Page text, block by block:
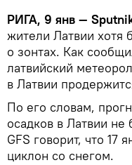
РИГА, 9 янв —
жители Латвии хотя
о зонтах. Как
латвийский
в Латвии
По его словам,
осадков в Латвии не
GFS говорит, что 17
циклон со снегом.